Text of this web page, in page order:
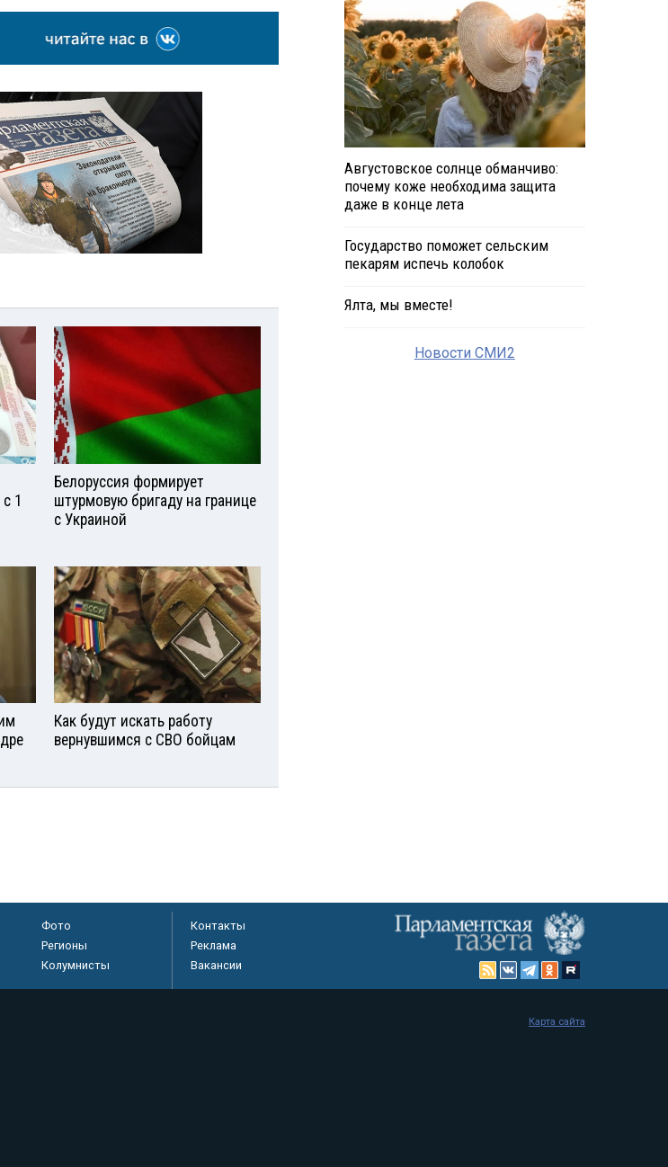
1
Белоруссия формирует
штурмовую бригаду на границе
с Украиной
Как будут искать работу
вернувшимся с СВО бойцам
Августовское солнце обманчиво:
почему коже необходима защита
даже в конце лета
Государство поможет сельским
пекарям испечь колобок
Ялта, мы вместе!
Новости СМИ2
Фото
Регионы
Колумнисты
Контакты
Реклама
Вакансии
Карта сайта